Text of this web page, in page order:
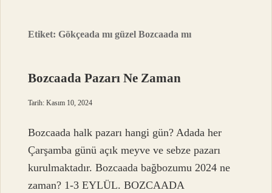
Etiket:Gökçeada mı güzel Bozcaada mı
Bozcaada Pazarı Ne Zaman
Tarih: Kasım 10, 2024
Bozcaada halk pazarı hangi gün? Adada her
Çarşamba günü açık meyve ve sebze pazarı
kurulmaktadır. Bozcaada bağbozumu 2024 ne
zaman? 1-3 EYLÜL. BOZCAADA